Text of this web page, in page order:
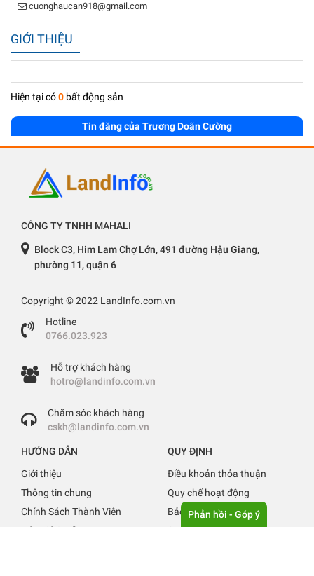
cuonghaucan918@gmail.com
GIỚI THIỆU
Hiện tại có0 bất động sản
Tin đăng của Trương Doãn Cường
CÔNG TY TNHH MAHALI
Block C3, Him Lam Chợ Lớn, 491 đường Hậu Giang,
phường 11, quận 6
Copyright © 2022 LandInfo.com.vn
Hotline
0766.023.923
Hỗ trợ khách hàng
hotro@landinfo.com.vn
Chăm sóc khách hàng
cskh@landinfo.com.vn
HƯỚNG DẪN
Giới thiệu
Thông tin chung
Chính Sách Thành Viên
Báo giá & Hỗ trợ
QUY ĐỊNH
Điều khoản thỏa thuận
Quy chế hoạt động
Bảo mật thông tin
Quy định đăng tin
Phản hồi - Góp ý